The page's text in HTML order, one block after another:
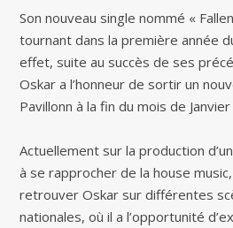
Son nouveau single nommé «
tournant dans la première année
effet, suite au succès de ses
Oskar a l’honneur de sortir un
Pavillonn à la fin du mois de
Actuellement sur la production
à se rapprocher de la house
retrouver Oskar sur différentes
nationales, où il a l’opportunité